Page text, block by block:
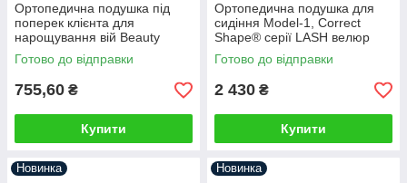
Ортопедична подушка під
поперек клієнта для
нарощування вій Beauty
Balance® LASH фіолетовий
Готово до відправки
755,60 ₴
Купити
Ортопедична подушка для
сидіння Model-1, Correct
Shape® серії LASH велюр
сірий
Готово до відправки
2 430 ₴
Купити
Новинка Новинка